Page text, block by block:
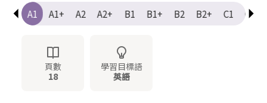
A1
A1 A1+ A2 A2+ B1 B1+ B2 B2+ C1 C1+
頁數
18
學習目標語
英語